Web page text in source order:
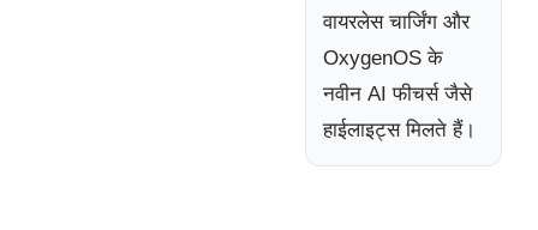
वायरलेस चार्जिंग और
OxygenOS के
नवीन AI फीचर्स जैसे
हाईलाइट्स मिलते हैं।